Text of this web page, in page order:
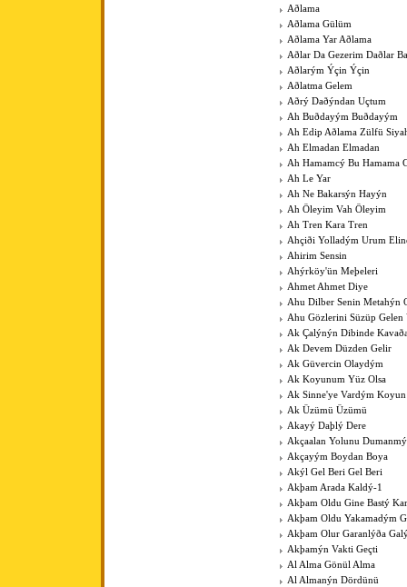
Aðlama
Aðlama Gülüm
Aðlama Yar Aðlama
Aðlar Da Gezerim Daðlar
Aðlarým Ýçin Ýçin
Aðlatma Gelem
Aðrý Daðýndan Uçtum
Ah Buðdayým Buðdayým
Ah Edip Aðlama Zülfü
Ah Elmadan Elmadan
Ah Hamamcý Bu Hamama
Ah Le Yar
Ah Ne Bakarsýn Hayýn
Ah Öleyim Vah Öleyim
Ah Tren Kara Tren
Ahçiði Yolladým Urum
Ahirim Sensin
Ahýrköy'ün Meþeleri
Ahmet Ahmet Diye
Ahu Dilber Senin Metahýn
Ahu Gözlerini Süzüp Gelen
Ak Çalýnýn Dibinde
Ak Devem Düzden Gelir
Ak Güvercin Olaydým
Ak Koyunum Yüz Olsa
Ak Sinne'ye Vardým Koyun
Ak Üzümü Üzümü
Akayý Daþlý Dere
Akçaalan Yolunu
Akçayým Boydan Boya
Akýl Gel Beri Gel Beri
Akþam Arada Kaldý-1
Akþam Oldu Gine Bastý
Akþam Oldu Yakamadým
Akþam Olur Garanlýða
Akþamýn Vakti Geçti
Al Alma Gönül Alma
Al Almanýn Dördünü